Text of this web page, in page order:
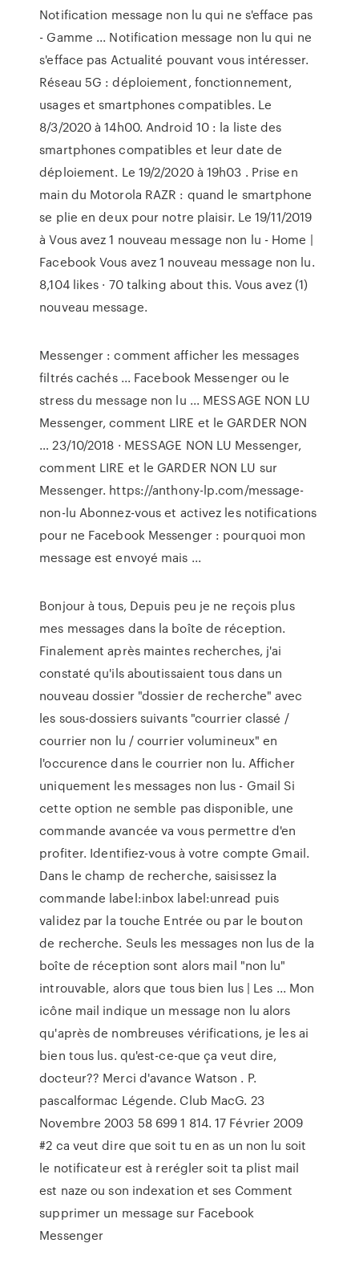
Notification message non lu qui ne s'efface pas
- Gamme ... Notification message non lu qui ne
s'efface pas Actualité pouvant vous intéresser.
Réseau 5G : déploiement, fonctionnement,
usages et smartphones compatibles. Le
8/3/2020 à 14h00. Android 10 : la liste des
smartphones compatibles et leur date de
déploiement. Le 19/2/2020 à 19h03 . Prise en
main du Motorola RAZR : quand le smartphone
se plie en deux pour notre plaisir. Le 19/11/2019
à Vous avez 1 nouveau message non lu - Home |
Facebook Vous avez 1 nouveau message non lu.
8,104 likes · 70 talking about this. Vous avez (1)
nouveau message.
Messenger : comment afficher les messages
filtrés cachés ... Facebook Messenger ou le
stress du message non lu ... MESSAGE NON LU
Messenger, comment LIRE et le GARDER NON
… 23/10/2018 · MESSAGE NON LU Messenger,
comment LIRE et le GARDER NON LU sur
Messenger. https://anthony-lp.com/message-
non-lu Abonnez-vous et activez les notifications
pour ne Facebook Messenger : pourquoi mon
message est envoyé mais ...
Bonjour à tous, Depuis peu je ne reçois plus
mes messages dans la boîte de réception.
Finalement après maintes recherches, j'ai
constaté qu'ils aboutissaient tous dans un
nouveau dossier "dossier de recherche" avec
les sous-dossiers suivants "courrier classé /
courrier non lu / courrier volumineux" en
l'occurence dans le courrier non lu. Afficher
uniquement les messages non lus - Gmail Si
cette option ne semble pas disponible, une
commande avancée va vous permettre d'en
profiter. Identifiez-vous à votre compte Gmail.
Dans le champ de recherche, saisissez la
commande label:inbox label:unread puis
validez par la touche Entrée ou par le bouton
de recherche. Seuls les messages non lus de la
boîte de réception sont alors mail "non lu"
introuvable, alors que tous bien lus | Les ... Mon
icône mail indique un message non lu alors
qu'après de nombreuses vérifications, je les ai
bien tous lus. qu'est-ce-que ça veut dire,
docteur?? Merci d'avance Watson . P.
pascalformac Légende. Club MacG. 23
Novembre 2003 58 699 1 814. 17 Février 2009
#2 ca veut dire que soit tu en as un non lu soit
le notificateur est à rerégler soit ta plist mail
est naze ou son indexation et ses Comment
supprimer un message sur Facebook
Messenger